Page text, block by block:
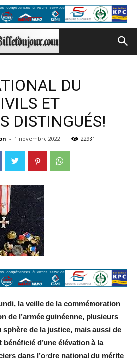
DU
ET
DISTINGUÉS!
- 1 novembre 2022 22931
la veille de la commémoration
de l’armée guinéenne, plusieurs
de la justice, mais aussi de
bénéficié d’une élévation à la
dans l’ordre national du mérite